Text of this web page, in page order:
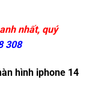
nhất, quý
308
hình iphone 14